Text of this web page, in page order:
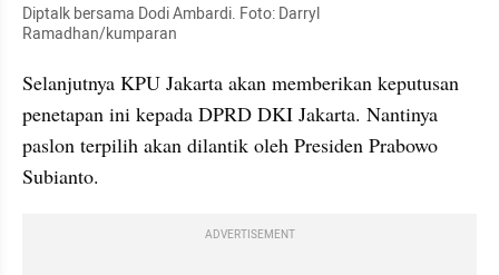
Diptalk bersama Dodi Ambardi. Foto: Darryl
Ramadhan/kumparan
Selanjutnya KPU Jakarta akan memberikan keputusan
penetapan ini kepada DPRD DKI Jakarta. Nantinya
paslon terpilih akan dilantik oleh Presiden Prabowo
Subianto.
ADVERTISEMENT